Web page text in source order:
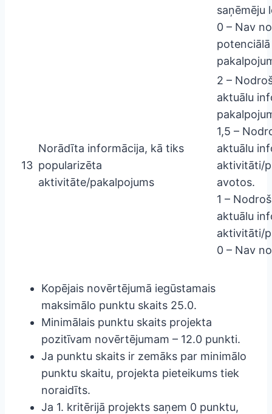
saņēmēju
0 – Nav
13
Norādīta informācija, kā tiks
popularizēta
aktivitāte/pakalpojums
2 –
aktuālu
1,5 –
aktuālu
aktivitāti/
avotos.
1 –
aktuālu
aktivitāti/
0 – Nav
Kopējais novērtējumā iegūstamais
maksimālo punktu skaits 25.0.
Minimālais punktu skaits projekta
pozitīvam novērtējumam – 12.0 punkti.
Ja punktu skaits ir zemāks par minimālo
punktu skaitu, projekta pieteikums tiek
noraidīts.
Ja 1. kritērijā projekts saņem 0 punktu,